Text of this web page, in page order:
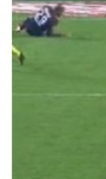
Guy
Roux